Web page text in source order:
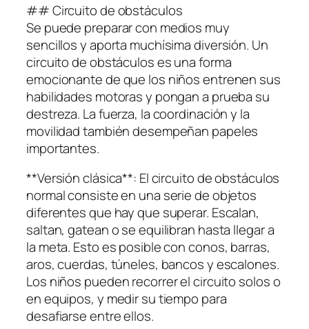
## Circuito de obstáculos
Se puede preparar con medios muy
sencillos y aporta muchísima diversión. Un
circuito de obstáculos es una forma
emocionante de que los niños entrenen sus
habilidades motoras y pongan a prueba su
destreza. La fuerza, la coordinación y la
movilidad también desempeñan papeles
importantes.
**Versión clásica**: El circuito de obstáculos
normal consiste en una serie de objetos
diferentes que hay que superar. Escalan,
saltan, gatean o se equilibran hasta llegar a
la meta. Esto es posible con conos, barras,
aros, cuerdas, túneles, bancos y escalones.
Los niños pueden recorrer el circuito solos o
en equipos, y medir su tiempo para
desafiarse entre ellos.